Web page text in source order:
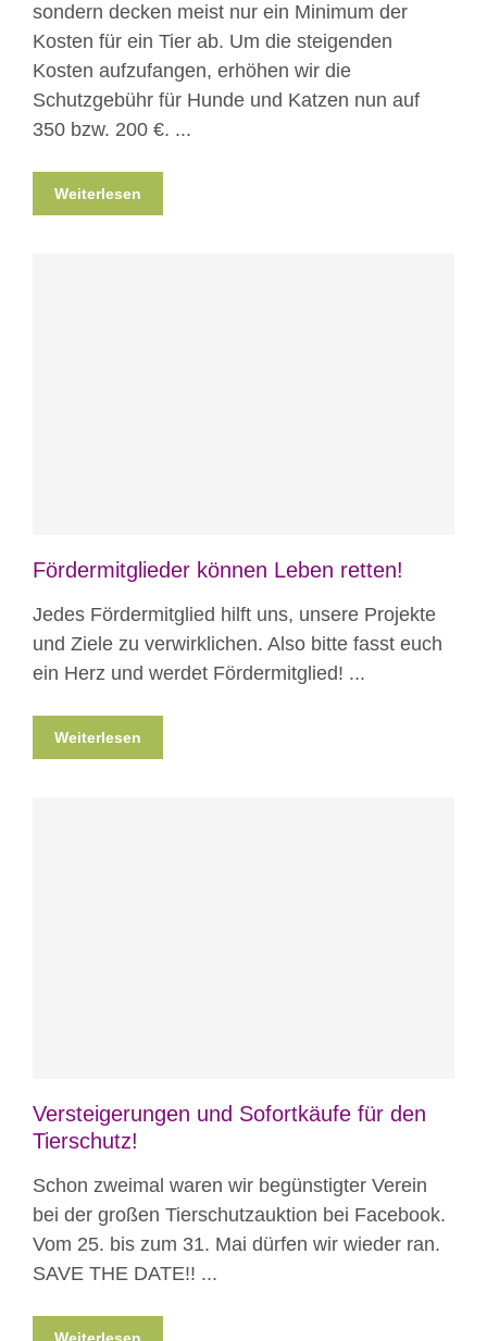
sondern decken meist nur ein Minimum der
Kosten für ein Tier ab. Um die steigenden
Kosten aufzufangen, erhöhen wir die
Schutzgebühr für Hunde und Katzen nun auf
350 bzw. 200 €. ...
Weiterlesen
Fördermitglieder können Leben retten!
Jedes Fördermitglied hilft uns, unsere Projekte
und Ziele zu verwirklichen. Also bitte fasst euch
ein Herz und werdet Fördermitglied! ...
Weiterlesen
Versteigerungen und Sofortkäufe für den
Tierschutz!
Schon zweimal waren wir begünstigter Verein
bei der großen Tierschutzauktion bei Facebook.
Vom 25. bis zum 31. Mai dürfen wir wieder ran.
SAVE THE DATE!! ...
Weiterlesen